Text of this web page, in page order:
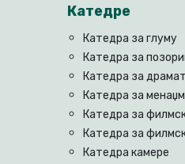
Катедре
Катедра за глуму
Катедра за
Катедра за
Катедра за
Катедра за
Катедра за
Катедра камере